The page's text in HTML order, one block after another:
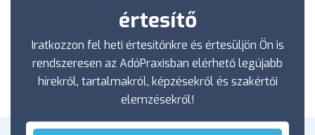
értesítő
Iratkozzon fel heti értesítőnkre és értesüljön Ön is
rendszeresen az AdóPraxisban elérhető legújabb
hírekről, tartalmakról, képzésekről és szakértői
elemzésekről!